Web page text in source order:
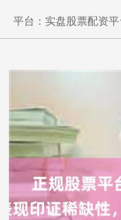
平台：实盘股票配资